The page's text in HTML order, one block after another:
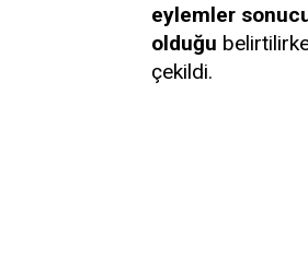
eylemler
olduğu
çekildi.